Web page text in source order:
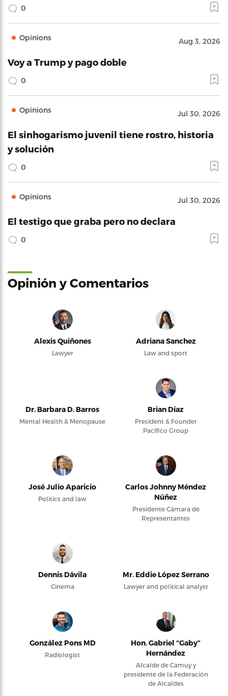
0
Opinions Aug 3, 2026
Voy a Trump y pago doble
0
Opinions Jul 30, 2026
El sinhogarismo juvenil tiene rostro, historia
y solución
0
Opinions Jul 30, 2026
El testigo que graba pero no declara
0
Opinión y Comentarios
Alexis Quiñones
Lawyer
Adriana Sanchez
Law and sport
Dr. Barbara D. Barros
Mental Health & Menopause
Brian Díaz
President & Founder
Pacifico Group
José Julio Aparicio
Politics and law
Carlos Johnny Méndez
Núñez
Presidente Cámara de
Representantes
Dennis Dávila
Cinema
Mr. Eddie López Serrano
Lawyer and political analyst
González Pons MD
Radiologist
Hon. Gabriel “Gaby”
Hernández
Alcalde de Camuy y
presidente de la Federación
de Alcaldes